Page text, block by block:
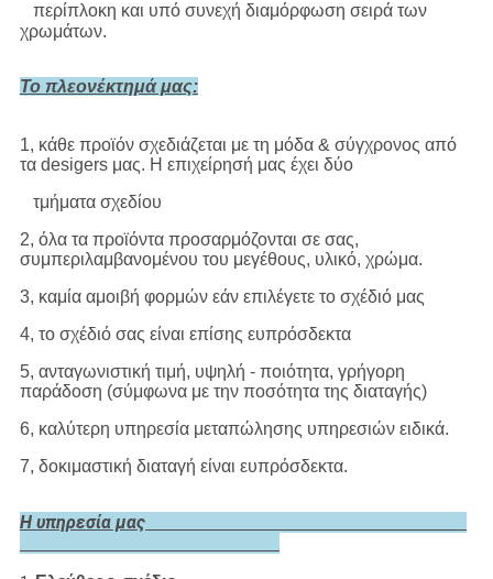
περίπλοκη και υπό συνεχή διαμόρφωση σειρά των
χρωμάτων.
Το πλεονέκτημά μας:
1, κάθε προϊόν σχεδιάζεται με τη μόδα & σύγχρονος από
τα desigers μας. Η επιχείρησή μας έχει δύο
τμήματα σχεδίου
2, όλα τα προϊόντα προσαρμόζονται σε σας,
συμπεριλαμβανομένου του μεγέθους, υλικό, χρώμα.
3, καμία αμοιβή φορμών εάν επιλέγετε το σχέδιό μας
4, το σχέδιό σας είναι επίσης ευπρόσδεκτα
5, ανταγωνιστική τιμή, υψηλή - ποιότητα, γρήγορη
παράδοση (σύμφωνα με την ποσότητα της διαταγής)
6, καλύτερη υπηρεσία μεταπώλησης υπηρεσιών ειδικά.
7, δοκιμαστική διαταγή είναι ευπρόσδεκτα.
Η υπηρεσία μας